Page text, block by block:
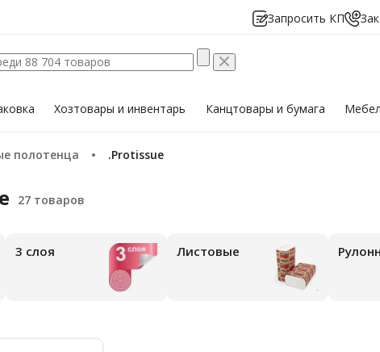
Запросить КП
Хозтоварыи инвентарь Канцтовары и бумага
полотенца .Protissue
3 слоя Листовые